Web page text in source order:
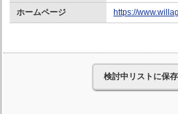
ホームページ https://
検討中リストに保